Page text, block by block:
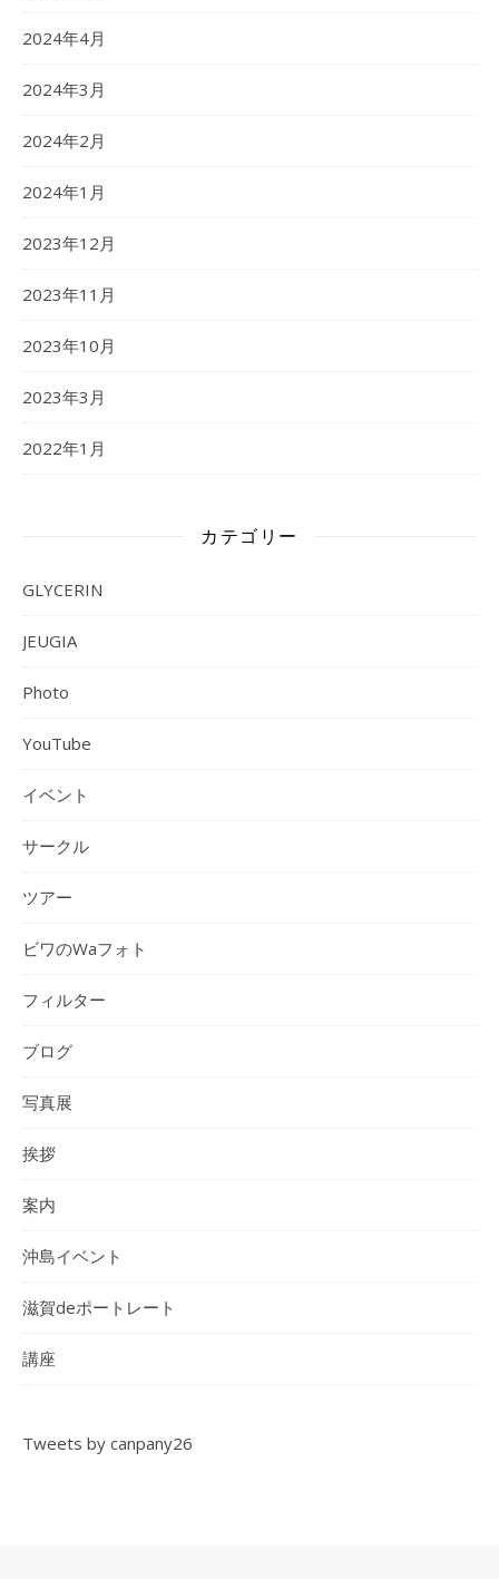
2024年4月
2024年3月
2024年2月
2024年1月
2023年12月
2023年11月
2023年10月
2023年3月
2022年1月
カテゴリー
GLYCERIN
JEUGIA
Photo
YouTube
イベント
サークル
ツアー
ビワのWaフォト
フィルター
ブログ
写真展
挨拶
案内
沖島イベント
滋賀deポートレート
講座
Tweets by canpany26